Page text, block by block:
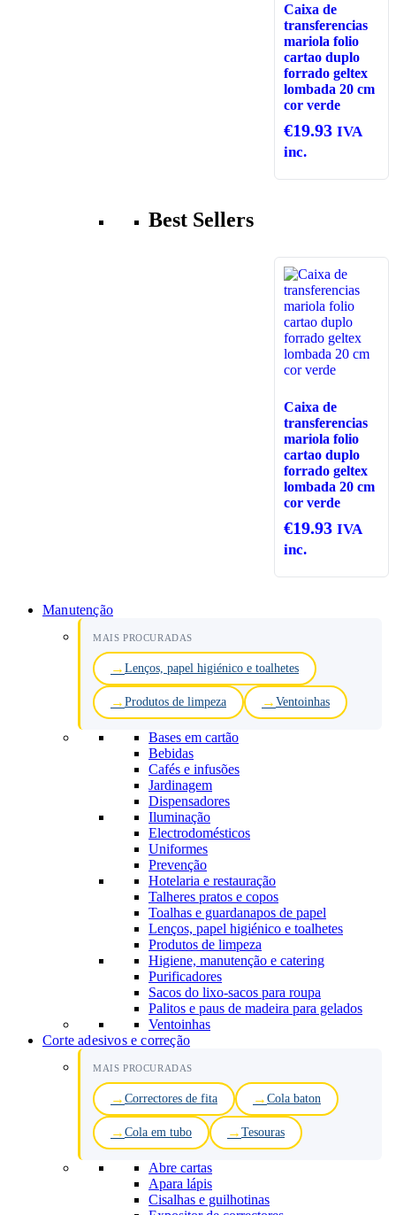
Caixa de
transferencias
mariola folio
cartao duplo
forrado geltex
lombada 20 cm
cor verde
€19.93 IVA
inc.
Best Sellers
Caixa de
transferencias
mariola folio
cartao duplo
forrado geltex
lombada 20 cm
cor verde
€19.93 IVA
inc.
Manutenção
MAIS PROCURADAS
Lenços, papel higiénico e toalhetes
Produtos de limpeza Ventoinhas
Bases em cartão
Bebidas
Cafés e infusões
Jardinagem
Dispensadores
Iluminação
Electrodomésticos
Uniformes
Prevenção
Hotelaria e restauração
Talheres pratos e copos
Toalhas e guardanapos de papel
Lenços, papel higiénico e toalhetes
Produtos de limpeza
Higiene, manutenção e catering
Purificadores
Sacos do lixo-sacos para roupa
Palitos e paus de madeira para gelados
Ventoinhas
Corte adesivos e correção
MAIS PROCURADAS
Correctores de fita Cola baton
Cola em tubo Tesouras
Abre cartas
Apara lápis
Cisalhas e guilhotinas